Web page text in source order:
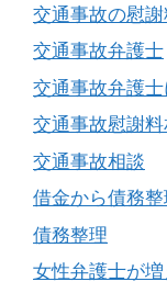
交通事故の慰
交通事故弁護士
交通事故弁護
交通事故慰謝
交通事故相談
借金から債務
債務整理
女性弁護士が